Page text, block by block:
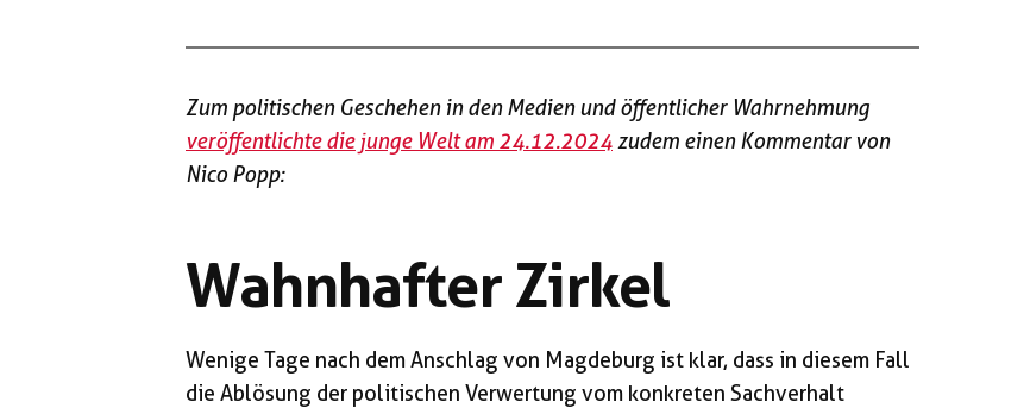
Zum politischen Geschehen in den Medien und öffentlicher Wahrnehmung
veröffentlichte die junge Welt am 24.12.2024 zudem einen Kommentar von
Nico Popp:
Wahnhafter Zirkel
Wenige Tage nach dem Anschlag von Magdeburg ist klar, dass in diesem Fall
die Ablösung der politischen Verwertung vom konkreten Sachverhalt